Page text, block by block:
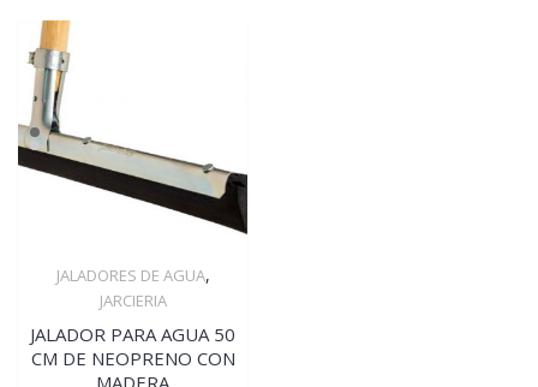
Quick View
JALADORES DE AGUA,
JARCIERIA
JALADOR PARA AGUA 50
CM DE NEOPRENO CON
MADERA